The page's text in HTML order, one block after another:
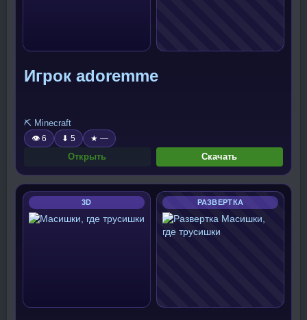
Игрок adoremme
⛏️ Minecraft
👁 6 ⬇ 5 ★ —
Открыть Скачать
3D РАЗВЕРТКА